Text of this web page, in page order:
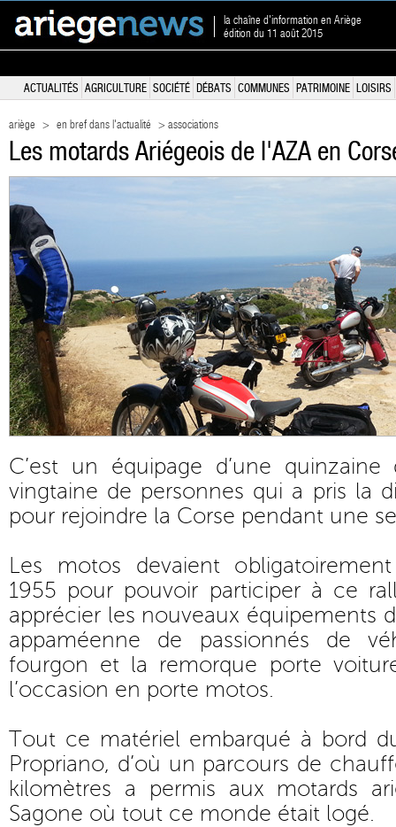
la chaîne d'information en Ariège
édition du 11 août 2015
ACTUALITÉS AGRICULTURE SOCIÉTÉ DÉBATS COMMUNES PATRIMOINE LOISIRS
ariège > en bref dans l'actualité > associations
Les motards Ariégeois de l'AZA en
C’est un équipage d’une
vingtaine de personnes qui a pris la
pour rejoindre la Corse pendant une
Les motos devaient
1955 pour pouvoir participer à ce
apprécier les nouveaux équipements
appaméenne de passionnés de
fourgon et la remorque porte
l’occasion en porte motos.
Tout ce matériel embarqué à bord
Propriano, d’où un parcours de
kilomètres a permis aux motards
Sagone où tout ce monde était logé.